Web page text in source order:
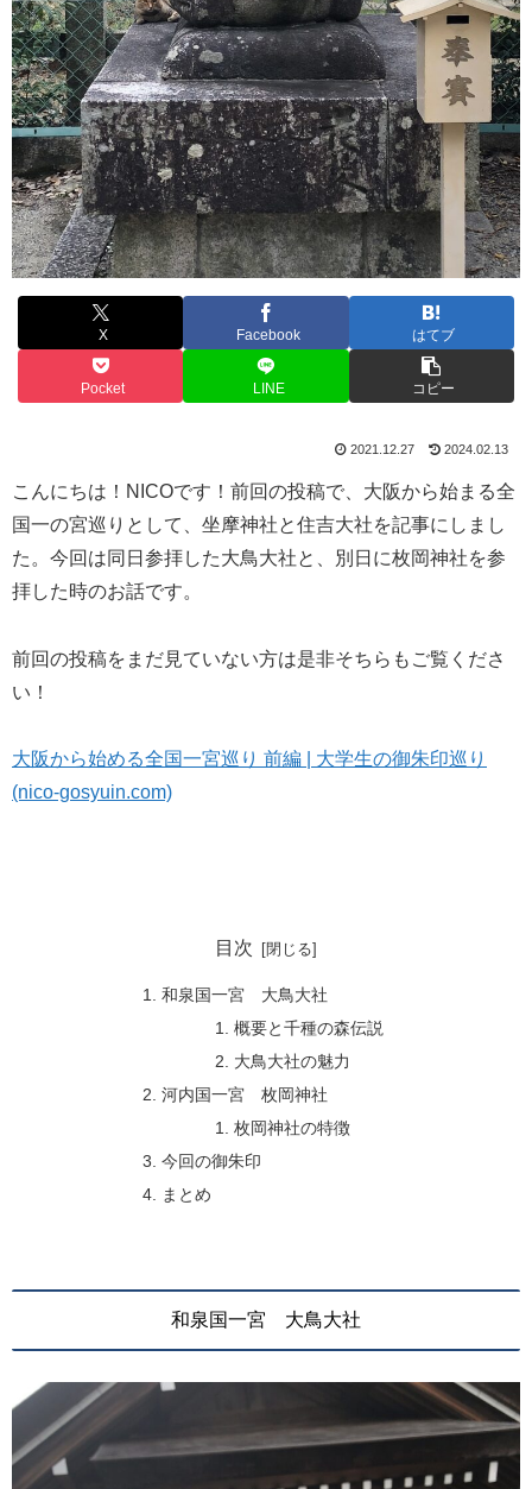
X Facebook はてブ
Pocket LINE コピー
2021.12.27 2024.02.13
こんにちは！NICOです！前回の投稿で、大阪から始まる全
国一の宮巡りとして、坐摩神社と住吉大社を記事にしまし
た。今回は同日参拝した大鳥大社と、別日に枚岡神社を参
拝した時のお話です。
前回の投稿をまだ見ていない方は是非そちらもご覧くださ
い！
大阪から始める全国一宮巡り 前編 | 大学生の御朱印巡り
(nico-gosyuin.com)
目次
和泉国一宮 大鳥大社
概要と千種の森伝説
大鳥大社の魅力
河内国一宮 枚岡神社
枚岡神社の特徴
今回の御朱印
まとめ
和泉国一宮 大鳥大社